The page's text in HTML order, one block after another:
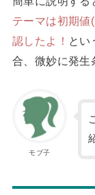
テーマは初期値
認したよ！ とい
合、微妙に発生
モブ子